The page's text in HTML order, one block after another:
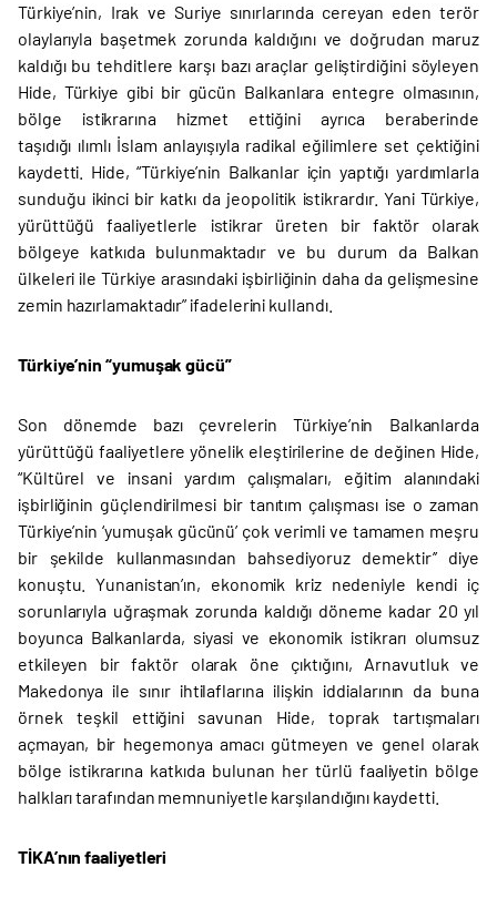
Türkiye’nin, Irak ve Suriye sınırlarında cereyan eden terör
olaylarıyla başetmek zorunda kaldığını ve doğrudan maruz
kaldığı bu tehditlere karşı bazı araçlar geliştirdiğini söyleyen
Hide, Türkiye gibi bir gücün Balkanlara entegre olmasının,
bölge istikrarına hizmet ettiğini ayrıca beraberinde
taşıdığı ılımlı İslam anlayışıyla radikal eğilimlere set çektiğini
kaydetti. Hide, “Türkiye’nin Balkanlar için yaptığı yardımlarla
sunduğu ikinci bir katkı da jeopolitik istikrardır. Yani Türkiye,
yürüttüğü faaliyetlerle istikrar üreten bir faktör olarak
bölgeye katkıda bulunmaktadır ve bu durum da Balkan
ülkeleri ile Türkiye arasındaki işbirliğinin daha da gelişmesine
zemin hazırlamaktadır” ifadelerini kullandı.
Türkiye’nin “yumuşak gücü”
Son dönemde bazı çevrelerin Türkiye’nin Balkanlarda
yürüttüğü faaliyetlere yönelik eleştirilerine de değinen Hide,
“Kültürel ve insani yardım çalışmaları, eğitim alanındaki
işbirliğinin güçlendirilmesi bir tanıtım çalışması ise o zaman
Türkiye’nin ‘yumuşak gücünü’ çok verimli ve tamamen meşru
bir şekilde kullanmasından bahsediyoruz demektir’’ diye
konuştu. Yunanistan’ın, ekonomik kriz nedeniyle kendi iç
sorunlarıyla uğraşmak zorunda kaldığı döneme kadar 20 yıl
boyunca Balkanlarda, siyasi ve ekonomik istikrarı olumsuz
etkileyen bir faktör olarak öne çıktığını, Arnavutluk ve
Makedonya ile sınır ihtilaflarına ilişkin iddialarının da buna
örnek teşkil ettiğini savunan Hide, toprak tartışmaları
açmayan, bir hegemonya amacı gütmeyen ve genel olarak
bölge istikrarına katkıda bulunan her türlü faaliyetin bölge
halkları tarafından memnuniyetle karşılandığını kaydetti.
TİKA’nın faaliyetleri